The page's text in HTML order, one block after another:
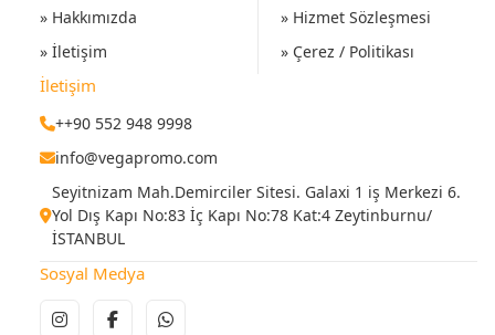
» Hakkımızda
» İletişim
» Hizmet Sözleşmesi
» Çerez / Politikası
İletişim
++90 552 948 9998
info@vegapromo.com
Seyitnizam Mah.Demirciler Sitesi. Galaxi 1 iş Merkezi 6.
Yol Dış Kapı No:83 İç Kapı No:78 Kat:4 Zeytinburnu/
İSTANBUL
Sosyal Medya